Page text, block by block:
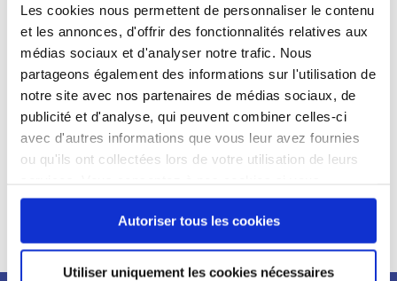
Les cookies nous permettent de personnaliser le contenu
et les annonces, d'offrir des fonctionnalités relatives aux
médias sociaux et d'analyser notre trafic. Nous
partageons également des informations sur l'utilisation de
notre site avec nos partenaires de médias sociaux, de
publicité et d'analyse, qui peuvent combiner celles-ci
avec d'autres informations que vous leur avez fournies
ou qu'ils ont collectées lors de votre utilisation de leurs
continuez à utiliser notre site Web.
Autoriser tous les cookies
Utiliser uniquement les cookies nécessaires
Profil recherché :
Expérience :
Processus
de
recrutement